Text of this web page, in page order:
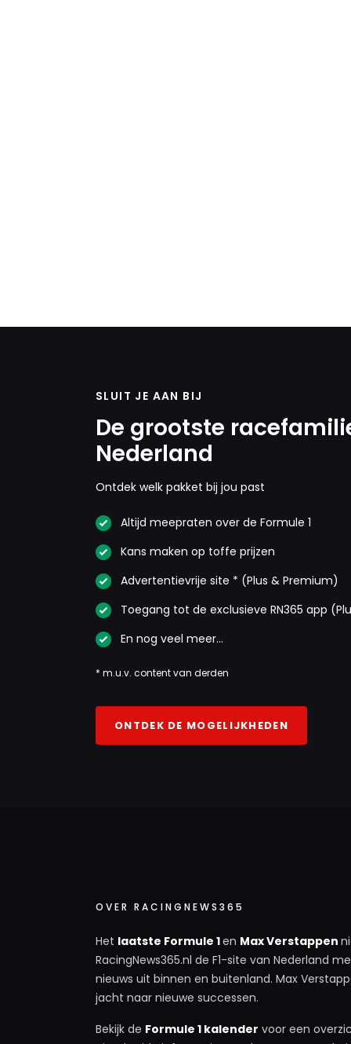
SLUIT JE AAN BIJ
De grootste
Nederland
Ontdek welk pakket bij jou past
Altijd meepraten over de Formule 1
Kans maken op toffe prijzen
Advertentievrije site * (Plus & Premium)
Toegang tot de exclusieve RN365 app
En nog veel meer…
* m.u.v. content van derden
ONTDEK DE MOGELIJKHEDEN
OVER RACINGNEWS365
Het laatste Formule 1en Max Verstappen
RacingNews365.nl de F1-site van Nederland
nieuws uit binnen en buitenland. Max
jacht naar nieuwe successen.
Bekijk de Formule 1 kalender voor een